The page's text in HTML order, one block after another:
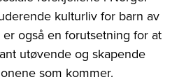
kulturliv for barn av
også en forutsetning for at
utøvende og skapende
som kommer.